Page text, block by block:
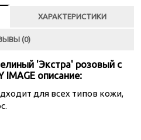
ХАРАКТЕРИСТИКИ
(0)
'Экстра' розовый с
описание:
для всех типов кожи,